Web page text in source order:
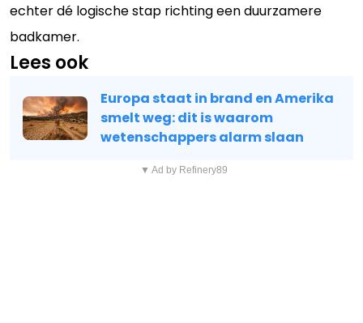
echter dé logische stap richting een duurzamere
badkamer.
Lees ook
Europa staat in brand en Amerika
smelt weg: dit is waarom
wetenschappers alarm slaan
▼ Ad by Refinery89